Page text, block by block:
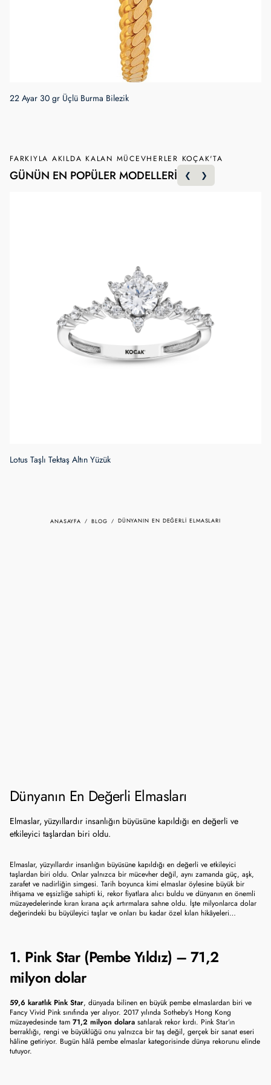
ANASAYFA BLOG DÜNYANIN EN DEĞERLI ELMASLARI
Dünyanın En Değerli Elmasları
Elmaslar, yüzyıllardır insanlığın büyüsüne kapıldığı en değerli ve
etkileyici taşlardan biri oldu.
Elmaslar, yüzyıllardır insanlığın büyüsüne kapıldığı en değerli ve etkileyici
taşlardan biri oldu. Onlar yalnızca bir mücevher değil, aynı zamanda güç, aşk,
zarafet ve nadirliğin simgesi. Tarih boyunca kimi elmaslar öylesine büyük bir
ihtişama ve eşsizliğe sahipti ki, rekor fiyatlara alıcı buldu ve dünyanın en önemli
müzayedelerinde kıran kırana açık artırmalara sahne oldu. İşte milyonlarca dolar
değerindeki bu büyüleyici taşlar ve onları bu kadar özel kılan hikâyeleri…
1. Pink Star (Pembe Yıldız) – 71,2
milyon dolar
59,6 karatlık Pink Star, dünyada bilinen en büyük pembe elmaslardan biri ve
Fancy Vivid Pink sınıfında yer alıyor. 2017 yılında Sotheby’s Hong Kong
müzayedesinde tam 71,2 milyon dolara satılarak rekor kırdı. Pink Star’ın
berraklığı, rengi ve büyüklüğü onu yalnızca bir taş değil, gerçek bir sanat eseri
hâline getiriyor. Bugün hâlâ pembe elmaslar kategorisinde dünya rekorunu elinde
tutuyor.